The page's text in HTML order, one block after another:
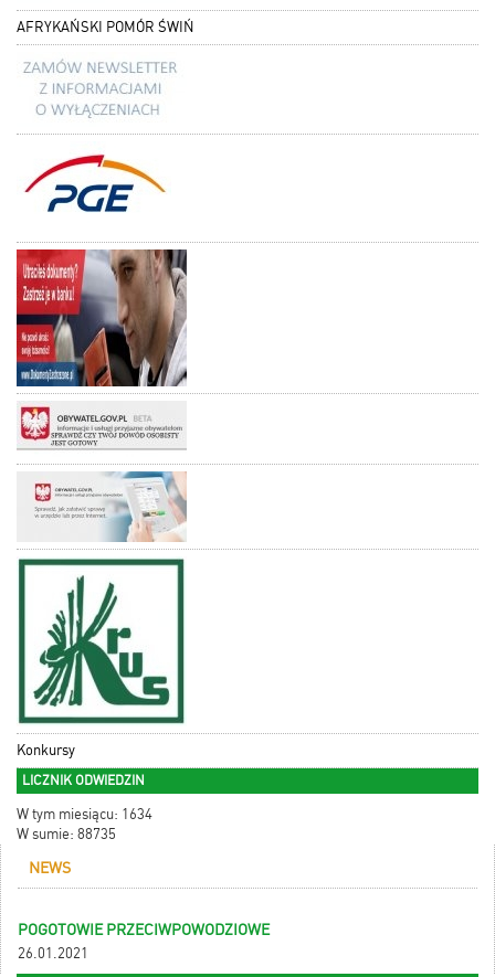
AFRYKAŃSKI POMÓR ŚWIŃ
Konkursy
LICZNIK ODWIEDZIN
W tym miesiącu: 1634
W sumie: 88735
NEWS
POGOTOWIE PRZECIWPOWODZIOWE
26.01.2021